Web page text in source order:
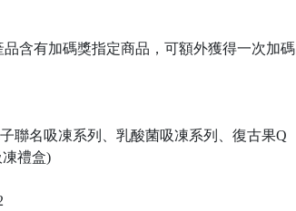
含有加碼獎指定商品，可額外獲得一次加碼
聯名吸凍系列、乳酸菌吸凍系列、復古果Q
禮盒)